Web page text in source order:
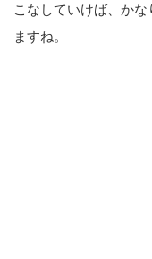
こなしていけば、か
ますね。